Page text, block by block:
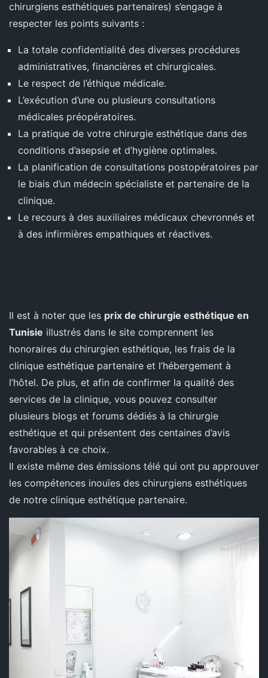
chirurgiens esthétiques partenaires) s’engage à
respecter les points suivants :
La totale confidentialité des diverses procédures
administratives, financières et chirurgicales.
Le respect de l’éthique médicale.
L’exécution d’une ou plusieurs consultations
médicales préopératoires.
La pratique de votre chirurgie esthétique dans des
conditions d’asepsie et d’hygiène optimales.
La planification de consultations postopératoires par
le biais d’un médecin spécialiste et partenaire de la
clinique.
Le recours à des auxiliaires médicaux chevronnés et
à des infirmières empathiques et réactives.
Il est à noter que les prix de chirurgie esthétique en
Tunisie illustrés dans le site comprennent les
honoraires du chirurgien esthétique, les frais de la
clinique esthétique partenaire et l’hébergement à
l’hôtel. De plus, et afin de confirmer la qualité des
services de la clinique, vous pouvez consulter
plusieurs blogs et forums dédiés à la chirurgie
esthétique et qui présentent des centaines d’avis
favorables à ce choix.
Il existe même des émissions télé qui ont pu approuver
les compétences inouïes des chirurgiens esthétiques
de notre clinique esthétique partenaire.